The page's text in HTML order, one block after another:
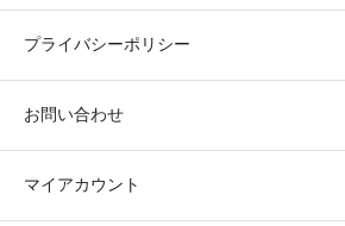
プライバシーポリシー
お問い合わせ
マイアカウント